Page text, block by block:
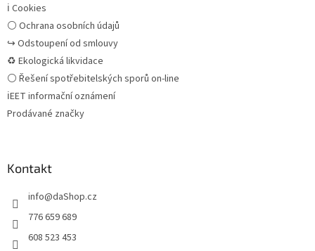
ℹ Cookies
⚪ Ochrana osobních údajů
↪ Odstoupení od smlouvy
♻ Ekologická likvidace
⚪ Řešení spotřebitelských sporů on-line
ℹEET informační oznámení
Prodávané značky
Kontakt
info@daShop.cz
776 659 689
608 523 453